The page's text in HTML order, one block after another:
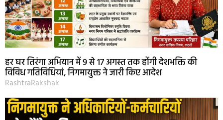
हर घर तिरंगा अभियान में 9 से 17 अगस्त तक होंगी देशभक्ति की
विविध गतिविधियां, निगमायुक्त ने जारी किए आदेश
RashtraRakshak